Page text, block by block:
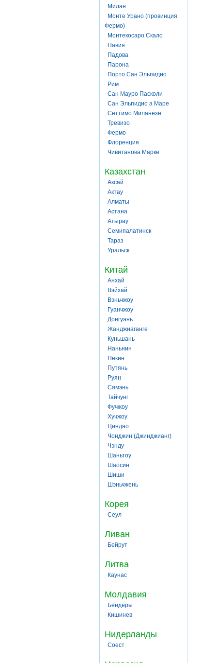
Милан
Монте Урано (провинция
Фермо)
Монтекосаро Скало
Павия
Падова
Парона
Порто Сан Эльпидио
Рим
Сан Мауро Пасколи
Сан Эльпидио а Маре
Сеттимо Миланезе
Тревизо
Фермо
Флоренция
Чивитанова Марке
Казахстан
Аксай
Актау
Алматы
Астана
Атырау
Семипалатинск
Тараз
Уральск
Китай
Анхай
Вэйхай
Вэньчжоу
Гуанчжоу
Донгуань
Жанджиаганге
Куньшань
Наньнин
Пекин
Путянь
Руян
Сямэнь
Тайчунг
Фучжоу
Хучжоу
Циндао
Чонджин (Джинджианг)
Чэнду
Шаньтоу
Шаосин
Шиши
Шэньчжень
Корея
Сеул
Ливан
Бейрут
Литва
Каунас
Молдавия
Бендеры
Кишинев
Нидерланды
Соест